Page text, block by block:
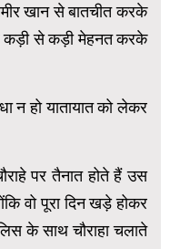
खान से बातचीत करके
कड़ी से कड़ी मेहनत करके
न हो यातायात को लेकर
पर तैनात होते हैं उस
वो पूरा दिन खड़े होकर
के साथ चौराहा चलाते